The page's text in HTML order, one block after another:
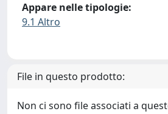
Appare nelle tipologie:
9.1 Altro
File in questo prodotto:
Non ci sono file associati a